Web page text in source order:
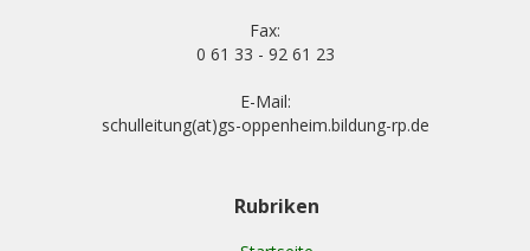
Fax:
0 61 33 - 92 61 23
E-Mail:
schulleitung(at)gs-oppenheim.bildung-rp.de
Rubriken